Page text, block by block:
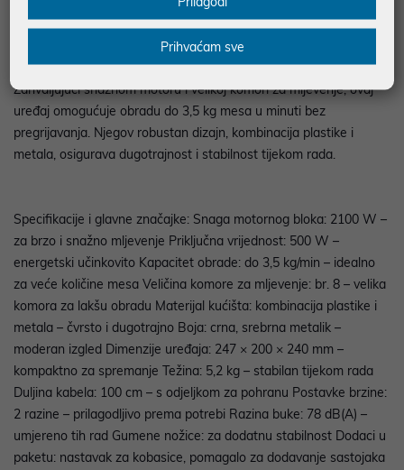
visokim kapacitetom obrade i naprednim značajkama. Bosch
MFWS660B iz Serije 6 dizajniran je za korisnike koji traže
učinkovitost, brzinu i sigurnost pri pripremi većih količina mesa.
Zahvaljujući snažnom motoru i velikoj komori za mljevenje, ovaj
uređaj omogućuje obradu do 3,5 kg mesa u minuti bez
pregrijavanja. Njegov robustan dizajn, kombinacija plastike i
metala, osigurava dugotrajnost i stabilnost tijekom rada.
Specifikacije i glavne značajke: Snaga motornog bloka: 2100 W –
za brzo i snažno mljevenje Priključna vrijednost: 500 W –
energetski učinkovito Kapacitet obrade: do 3,5 kg/min – idealno
za veće količine mesa Veličina komore za mljevenje: br. 8 – velika
komora za lakšu obradu Materijal kućišta: kombinacija plastike i
metala – čvrsto i dugotrajno Boja: crna, srebrna metalik –
moderan izgled Dimenzije uređaja: 247 × 200 × 240 mm –
kompaktno za spremanje Težina: 5,2 kg – stabilan tijekom rada
Duljina kabela: 100 cm – s odjeljkom za pohranu Postavke brzine:
2 razine – prilagodljivo prema potrebi Razina buke: 78 dB(A) –
umjereno tih rad Gumene nožice: za dodatnu stabilnost Dodaci u
paketu: nastavak za kobasice, pomagalo za dodavanje sastojaka
Prihvaćam sve